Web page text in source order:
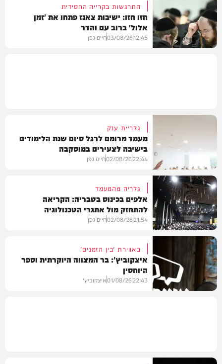
גלריות
התרגשות בקרייה החסידית
חזו חזו: ישיבות צאנז פתחו את 'זמן
אלול' ברוב עם והדר
12:45
03/08/26חיים גפן
גלריות
גלריית ענק
מעמד מרומם לרגל סיום שנת הלימודים
בישיבה לצעירים במוסקבה
22:44
02/08/26חיים גפן
חרדים
גלריה מהמעמד
אלפים בכינוס בטבריה: הקריאה
להתחזק מול אתגרי הטכנולוגיה
21:54
02/08/26חיים גפן
באווירת 'בין הזמנים'
איצקוביץ': בר המצווה היוקרתית וספר
היוחסין
22:43
01/08/26איצקוביץ'